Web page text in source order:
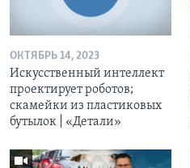
ОКТЯБРЬ 14, 2023
Искусственный интеллект
проектирует роботов;
скамейки из пластиковых
бутылок | «Детали»